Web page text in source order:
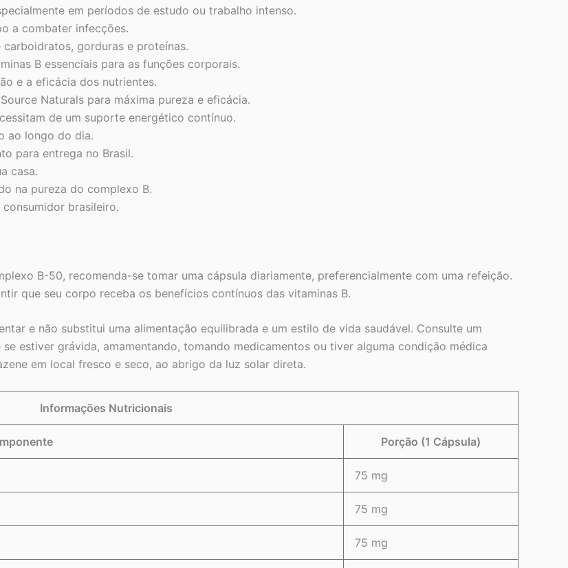
em períodos de estudo ou trabalho intenso.
a combater infecções.
gorduras e proteínas.
B essenciais para as funções corporais.
e a eficácia dos nutrientes.
Naturals para máxima pureza e eficácia.
de um suporte energético contínuo.
ao longo do dia.
para entrega no Brasil.
casa.
na pureza do complexo B.
brasileiro.
B-50, recomenda-se tomar uma cápsula diariamente, preferencialmente com uma refeição.
que seu corpo receba os benefícios contínuos das vitaminas B.
e não substitui uma alimentação equilibrada e um estilo de vida saudável. Consulte um
estiver grávida, amamentando, tomando medicamentos ou tiver alguma condição médica
em local fresco e seco, ao abrigo da luz solar direta.
Informações Nutricionais
Porção (1 Cápsula)
75 mg
75 mg
75 mg